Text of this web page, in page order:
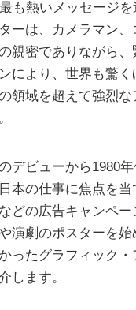
も熱いメッセージ
ーは、カメラマン、
親密でありながら、
により、世界も驚
領域を超えて強烈
デビューから1980
本の仕事に焦点を
どの広告キャンペ
演劇のポスターを始
ったグラフィック
します。